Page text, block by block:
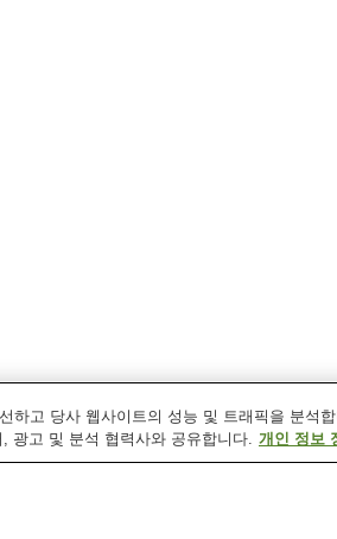
하고 당사 웹사이트의 성능 및 트래픽을 분석
광고 및 분석 협력사와 공유합니다. 개인 정보